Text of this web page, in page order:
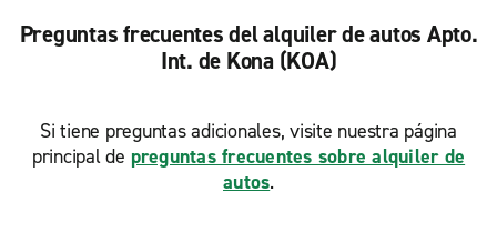
Preguntas frecuentes del alquiler de autos Apto.
Int. de Kona (KOA)
Si tiene preguntas adicionales, visite nuestra página
principal de preguntas frecuentes sobre alquiler de
autos.